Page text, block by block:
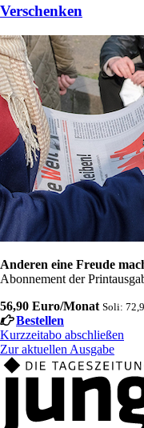
Verschenken
Anderen eine Freude
Abonnement der
56,90 Euro/Monat Soli:
Bestellen
Kurzzeitabo abschließen
Zur aktuellen Ausgabe